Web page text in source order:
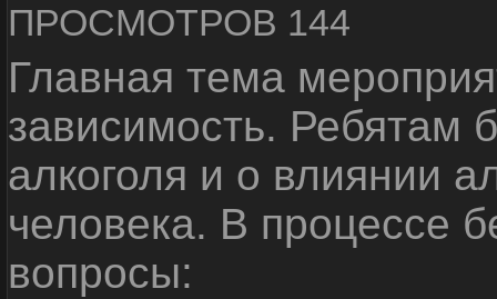
ПРОСМОТРОВ 144
Главная тема
зависимость. Ребятам
алкоголя и о влиянии
человека. В процессе
вопросы: